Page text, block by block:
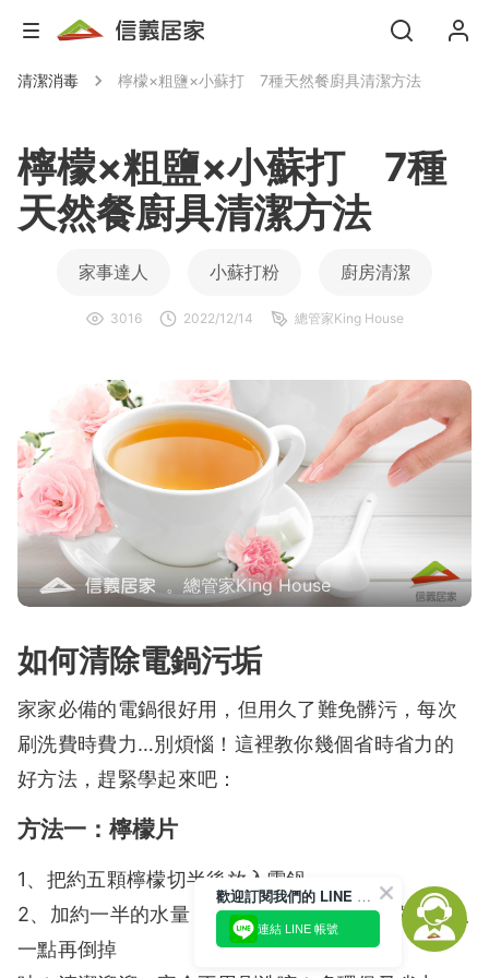
清潔消毒 檸檬×粗鹽×小蘇打 7種天然餐廚具清潔方法
檸檬×粗鹽×小蘇打 7種
天然餐廚具清潔方法
家事達人 小蘇打粉 廚房清潔
3016 2022/12/14 總管家King House
。總管家King House
如何清除電鍋污垢
家家必備的電鍋很好用，但用久了難免髒污，每次
刷洗費時費力…別煩惱！這裡教你幾個省時省力的
好方法，趕緊學起來吧：
方法一：檸檬片
1、把約五顆檸檬切半後放入電鍋
2、加約一半的水量，蒸煮約十分鐘；不急的話放久
一點再倒掉
歡迎訂閱我們的 LINE 官方帳號
連結 LINE 帳號